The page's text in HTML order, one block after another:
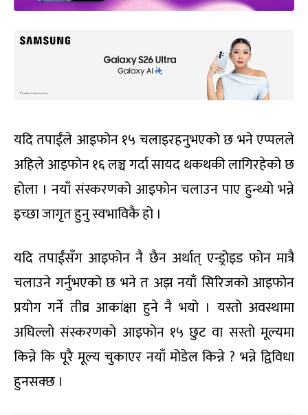
यदि तपाईंले आइफोन १५ चलाइरहनुभएको छ भने एप्पलले
अहिले आइफोन १६ लञ्च गर्दा सायद थकथकी लागिरहेको छ
होला । नयाँ संस्करणको आइफोन चलाउन पाए हुन्थ्यो भन्ने
इच्छा जागृत हुनु स्वभाविकै हो ।
यदि तपाईंसँग आइफोन नै छैन अर्थात् एन्ड्रोइड फोन मात्रै
चलाउने गर्नुभएको छ भने त अझ नयाँ सिरिजको आइफोन
प्रयोग गर्ने तीव्र आकांक्षा हुने नै भयो । यस्तो अवस्थामा
अघिल्लो संस्करणको आइफोन १५ छुट वा सस्तो मूल्यमा
किन्ने कि पूरै मूल्य चुकाएर नयाँ मोडेल किन्ने ? भन्ने द्विविधा
हुनसक्छ ।